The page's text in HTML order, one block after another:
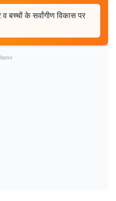
बच्चों के सर्वांगीण विकास पर